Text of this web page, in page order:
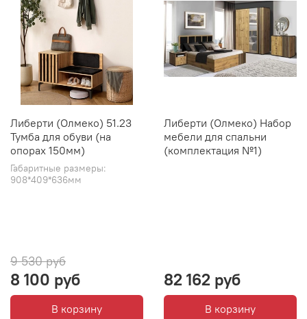
Либерти (Олмеко) 51.23
Тумба для обуви (на
опорах 150мм)
Габаритные размеры:
908*409*636мм
9 530 руб
8 100 руб
В корзину
Либерти (Олмеко) Набор
мебели для спальни
(комплектация №1)
82 162 руб
В корзину